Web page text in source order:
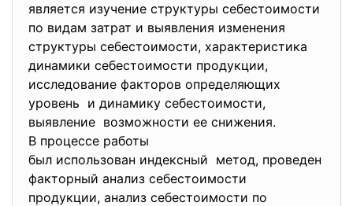
является изучение структуры себестоимости
по видам затрат и выявления изменения
структуры себестоимости, характеристика
динамики себестоимости продукции,
исследование факторов определяющих
уровень и динамику себестоимости,
выявление возможности ее снижения.
В процессе работы
был использован индексный метод, проведен
факторный анализ себестоимости
продукции, анализ себестоимости по